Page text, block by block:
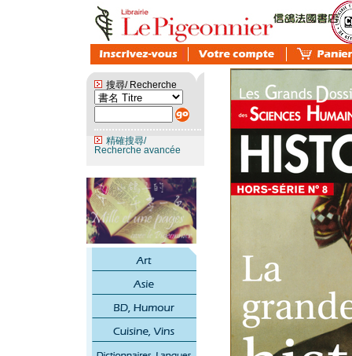
搜尋/ Recherche
精確搜尋/
Recherche avancée